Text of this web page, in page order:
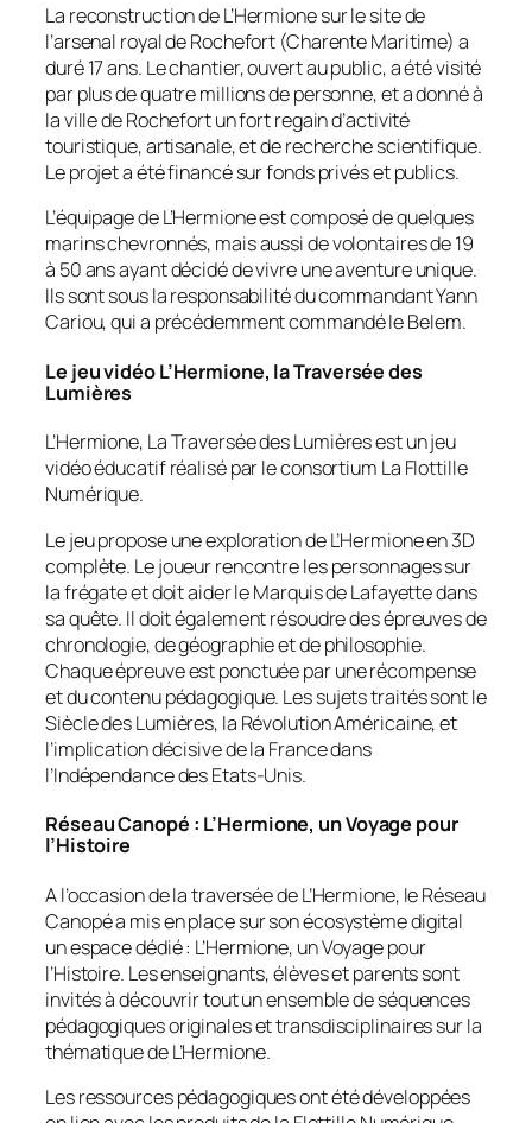
La reconstruction de L’Hermione sur le site de
l’arsenal royal de Rochefort (Charente Maritime) a
duré 17 ans. Le chantier, ouvert au public, a été visité
par plus de quatre millions de personne, et a donné à
la ville de Rochefort un fort regain d’activité
touristique, artisanale, et de recherche scientifique.
Le projet a été financé sur fonds privés et publics.
L’équipage de L’Hermione est composé de quelques
marins chevronnés, mais aussi de volontaires de 19
à 50 ans ayant décidé de vivre une aventure unique.
Ils sont sous la responsabilité du commandant Yann
Cariou, qui a précédemment commandé le Belem.
Le jeu vidéo L’Hermione, la Traversée des
Lumières
L’Hermione, La Traversée des Lumières est un jeu
vidéo éducatif réalisé par le consortium La Flottille
Numérique.
Le jeu propose une exploration de L’Hermione en 3D
complète. Le joueur rencontre les personnages sur
la frégate et doit aider le Marquis de Lafayette dans
sa quête. Il doit également résoudre des épreuves de
chronologie, de géographie et de philosophie.
Chaque épreuve est ponctuée par une récompense
et du contenu pédagogique. Les sujets traités sont le
Siècle des Lumières, la Révolution Américaine, et
l’implication décisive de la France dans
l’Indépendance des Etats-Unis.
Réseau Canopé : L’Hermione, un Voyage pour
l’Histoire
A l’occasion de la traversée de L’Hermione, le Réseau
Canopé a mis en place sur son écosystème digital
un espace dédié : L’Hermione, un Voyage pour
l’Histoire. Les enseignants, élèves et parents sont
invités à découvrir tout un ensemble de séquences
pédagogiques originales et transdisciplinaires sur la
thématique de L’Hermione.
Les ressources pédagogiques ont été développées